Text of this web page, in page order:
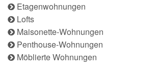
Etagenwohnungen
Lofts
Maisonette-Wohnungen
Penthouse-Wohnungen
Möblierte Wohnungen